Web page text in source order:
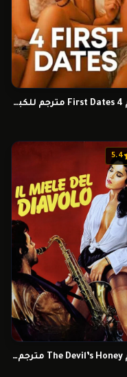
فيلم 4 First Dates مترجم للكبار فقط
5.4
فيلم The Devil’s Honey مترجم للكبار فقط